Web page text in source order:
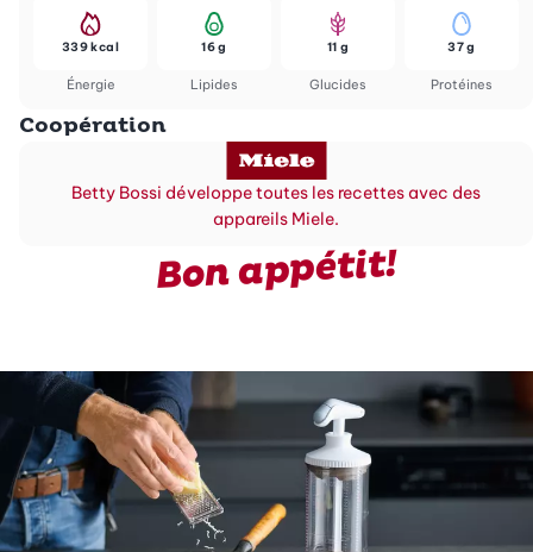
Énergie
339 kcal
Lipides
16 g
Glucides
11 g
Protéines
37 g
Coopération
Betty Bossi développe toutes les recettes avec des
appareils Miele.
Bon appétit!